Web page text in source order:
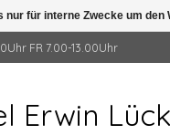
FR 7.00-13.00Uhr
Erwin
nur für interne Zwecke um